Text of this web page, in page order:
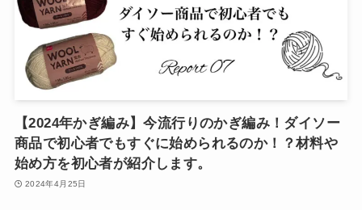
【2024年かぎ編み】今流行りのかぎ編み！ダイソー
商品で初心者でもすぐに始められるのか！？材料や
始め方を初心者が紹介します。
2024年4月25日